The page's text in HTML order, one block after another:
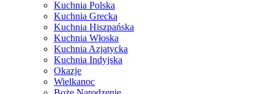
Kuchnia Polska
Kuchnia Grecka
Kuchnia Hiszpańska
Kuchnia Włoska
Kuchnia Azjatycka
Kuchnia Indyjska
Okazje
Wielkanoc